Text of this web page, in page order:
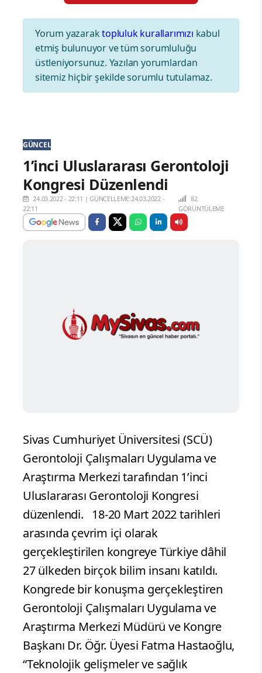
Yorum yazaraktopluluk kurallarımızı kabul
etmiş bulunuyor ve tüm sorumluluğu
üstleniyorsunuz. Yazılan yorumlardan
sitemiz hiçbir şekilde sorumlu tutulamaz.
GÜNCEL
1’inci Uluslararası Gerontoloji
Kongresi Düzenlendi
24.03.2022 - 22:11 |GÜNCELLEME:24.03.2022 -
22:11
82
GÖRÜNTÜLEME
Sivas Cumhuriyet Üniversitesi (SCÜ)
Gerontoloji Çalışmaları Uygulama ve
Araştırma Merkezi tarafından 1’inci
Uluslararası Gerontoloji Kongresi
düzenlendi. 18-20 Mart 2022 tarihleri
arasında çevrim içi olarak
gerçekleştirilen kongreye Türkiye dâhil
27 ülkeden birçok bilim insanı katıldı.
Kongrede bir konuşma gerçekleştiren
Gerontoloji Çalışmaları Uygulama ve
Araştırma Merkezi Müdürü ve Kongre
Başkanı Dr. Öğr. Üyesi Fatma Hastaoğlu,
“Teknolojik gelişmeler ve sağlık